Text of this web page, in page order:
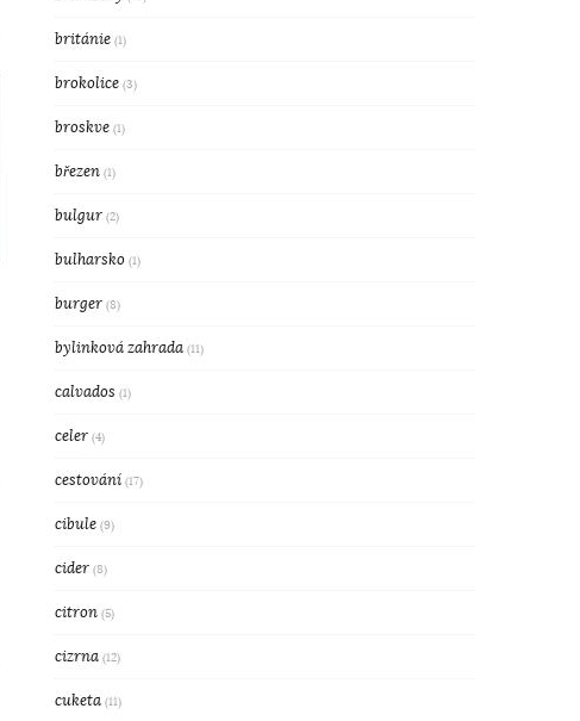
británie (1)
brokolice (3)
broskve (1)
březen (1)
bulgur (2)
bulharsko (1)
burger (8)
bylinková zahrada (11)
calvados (1)
celer (4)
cestování (17)
cibule (9)
cider (8)
citron (5)
cizrna (12)
cuketa (11)